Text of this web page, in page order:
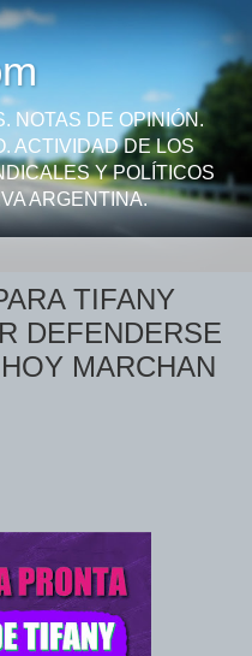
NOTAS DE OPINIÓN.
ACTIVIDAD DE LOS
Y POLÍTICOS
ARGENTINA.
TIFANY
DEFENDERSE
MARCHAN